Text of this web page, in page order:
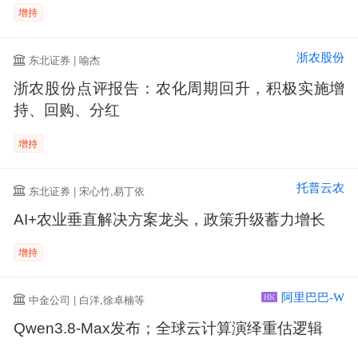
增持
东北证券 | 喻杰 浙农股份
浙农股份点评报告：农化周期回升，积极实施增
持、回购、分红
增持
东北证券 | 宋心竹,易丁依 托普云农
AI+农业垂直解决方案龙头，政策升级蓄力增长
增持
中金公司 | 白洋,徐卓楠等 HK 阿里巴巴-W
Qwen3.8-Max发布；全球云计算演绎重估逻辑